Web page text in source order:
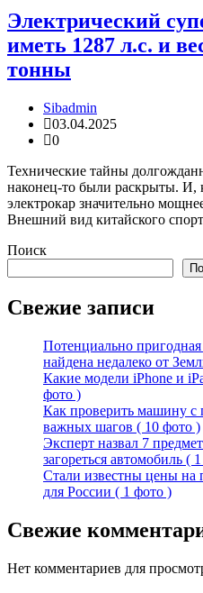
Электрический
иметь 1287 л.с. и
тонны
Sibadmin
03.04.2025
0
Технические тайны
наконец-то были раскрыты. И,
электрокар значительно
Внешний вид китайского
Поиск
Свежие записи
Потенциально
найдена недалеко от
Какие модели iPhone и
фото )
Как проверить машину с
важных шагов ( 10 фото )
Эксперт назвал 7
загореться автомобиль (
Стали известны цены на
для России ( 1 фото )
Свежие
Нет комментариев для